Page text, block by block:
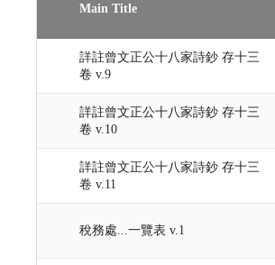
Main Title
詳註曾文正公十八家詩鈔 存十三
卷 v.9
詳註曾文正公十八家詩鈔 存十三
卷 v.10
詳註曾文正公十八家詩鈔 存十三
卷 v.11
稅務處...一覽表 v.1